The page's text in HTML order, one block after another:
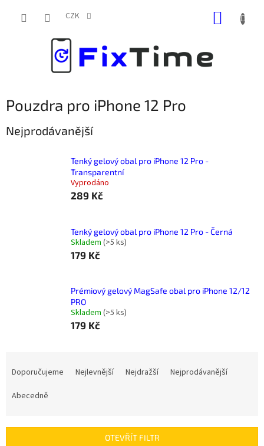
CZK
Pouzdra pro iPhone 12 Pro
Nejprodávanější
Tenký gelový obal pro iPhone 12 Pro -
Transparentní
Vyprodáno
289 Kč
Tenký gelový obal pro iPhone 12 Pro - Černá
Skladem (>5 ks)
179 Kč
Prémiový gelový MagSafe obal pro iPhone 12/12
PRO
Skladem (>5 ks)
179 Kč
Doporučujeme Nejlevnější Nejdražší
Nejprodávanější
Abecedně
OTEVŘÍT FILTR